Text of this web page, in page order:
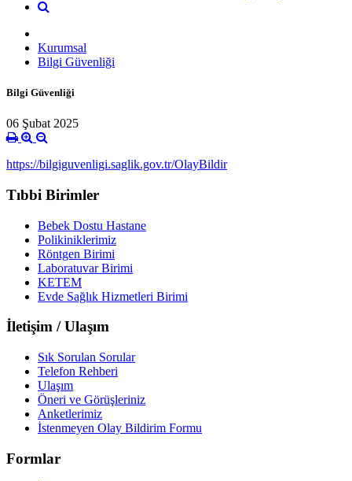
Kurumsal
Bilgi Güvenliği
Bilgi Güvenliği
06 Şubat 2025
https://bilgiguvenligi.saglik.gov.tr/OlayBildir
Tıbbi Birimler
Bebek Dostu Hastane
Polikiniklerimiz
Röntgen Birimi
Laboratuvar Birimi
KETEM
Evde Sağlık Hizmetleri Birimi
İletişim / Ulaşım
Sık Sorulan Sorular
Telefon Rehberi
Ulaşım
Öneri ve Görüşleriniz
Anketlerimiz
İstenmeyen Olay Bildirim Formu
Formlar